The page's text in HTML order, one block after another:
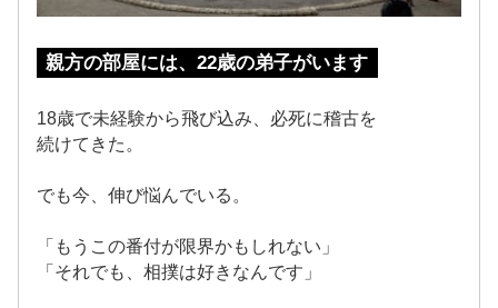
親方の部屋には、22歳の弟子がいます
18歳で未経験から飛び込み、必死に稽古を
続けてきた。
でも今、伸び悩んでいる。
「もうこの番付が限界かもしれない」
「それでも、相撲は好きなんです」